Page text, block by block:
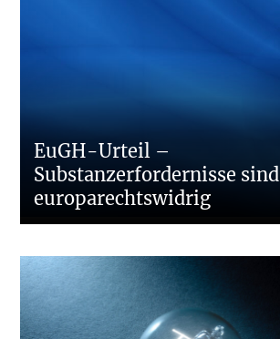
EuGH-Urteil –
Substanzerfordernisse sind
europarechtswidrig